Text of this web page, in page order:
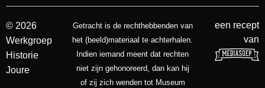
© 2026
Werkgroep
Historie
Joure
Getracht is de rechthebbenden van
het (beeld)materiaal te achterhalen.
Indien iemand meent dat rechten
niet zijn gehonoreerd, dan kan hij
of zij zich wenden tot Museum
een recept
van